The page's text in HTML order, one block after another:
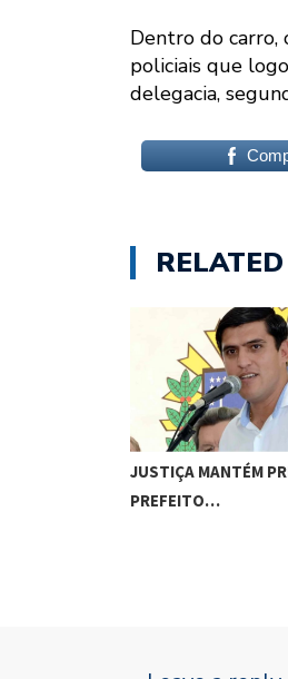
Dentro do carro,
policiais que
delegacia,
JUSTIÇA MANTÉM
PREFEITO…